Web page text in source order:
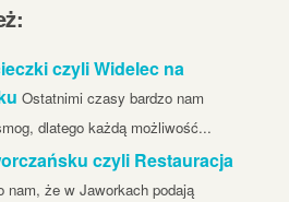
czyli Widelec na
Ostatnimi czasy bardzo nam
dlatego każdą możliwość...
czyli Restauracja
nam, że w Jaworkach podają